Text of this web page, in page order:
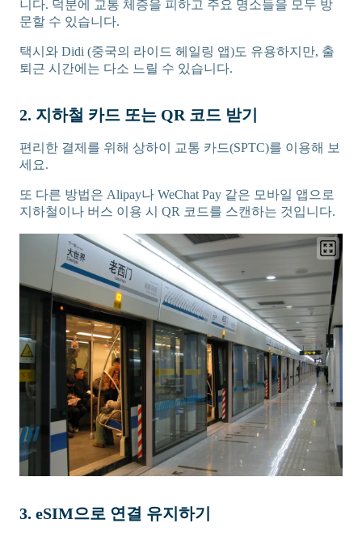
니다. 덕분에 교통 체증을 피하고 주요 명소들을 모두 방
문할 수 있습니다.
택시와 Didi (중국의 라이드 헤일링 앱)도 유용하지만, 출
퇴근 시간에는 다소 느릴 수 있습니다.
2. 지하철 카드 또는 QR 코드 받기
편리한 결제를 위해 상하이 교통 카드(SPTC)를 이용해 보
세요.
또 다른 방법은 Alipay나 WeChat Pay 같은 모바일 앱으로
지하철이나 버스 이용 시 QR 코드를 스캔하는 것입니다.
3. eSIM으로 연결 유지하기